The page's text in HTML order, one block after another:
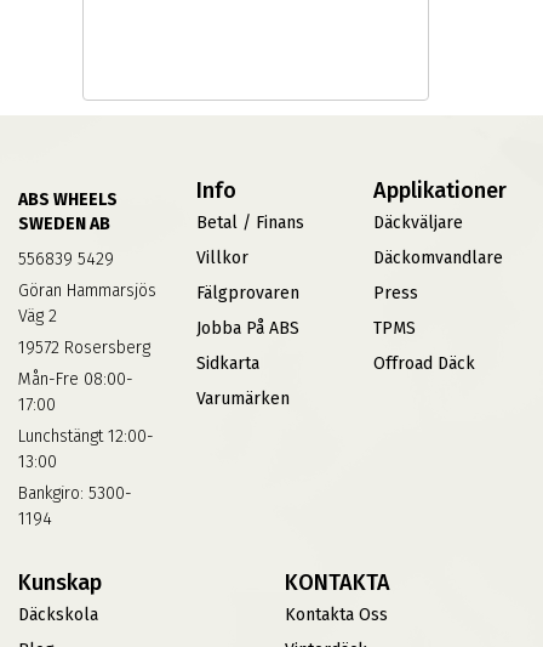
ABS WHEELS
SWEDEN AB
556839 5429
Göran Hammarsjös
Väg 2
19572 Rosersberg
Mån-Fre 08:00-
17:00
Lunchstängt 12:00-
13:00
Bankgiro: 5300-
1194
Info
Betal / Finans
Villkor
Fälgprovaren
Jobba På ABS
Sidkarta
Varumärken
Applikationer
Däckväljare
Däckomvandlare
Press
TPMS
Offroad Däck
Kunskap
Däckskola
KONTAKTA
Kontakta Oss